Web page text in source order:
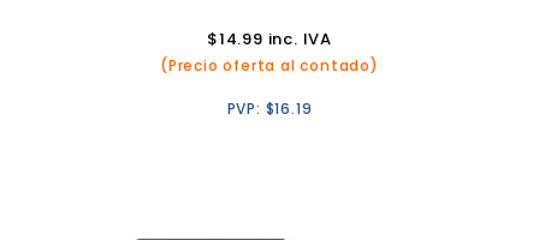
$14.99 inc. IVA
(Precio oferta al contado)
PVP: $16.19